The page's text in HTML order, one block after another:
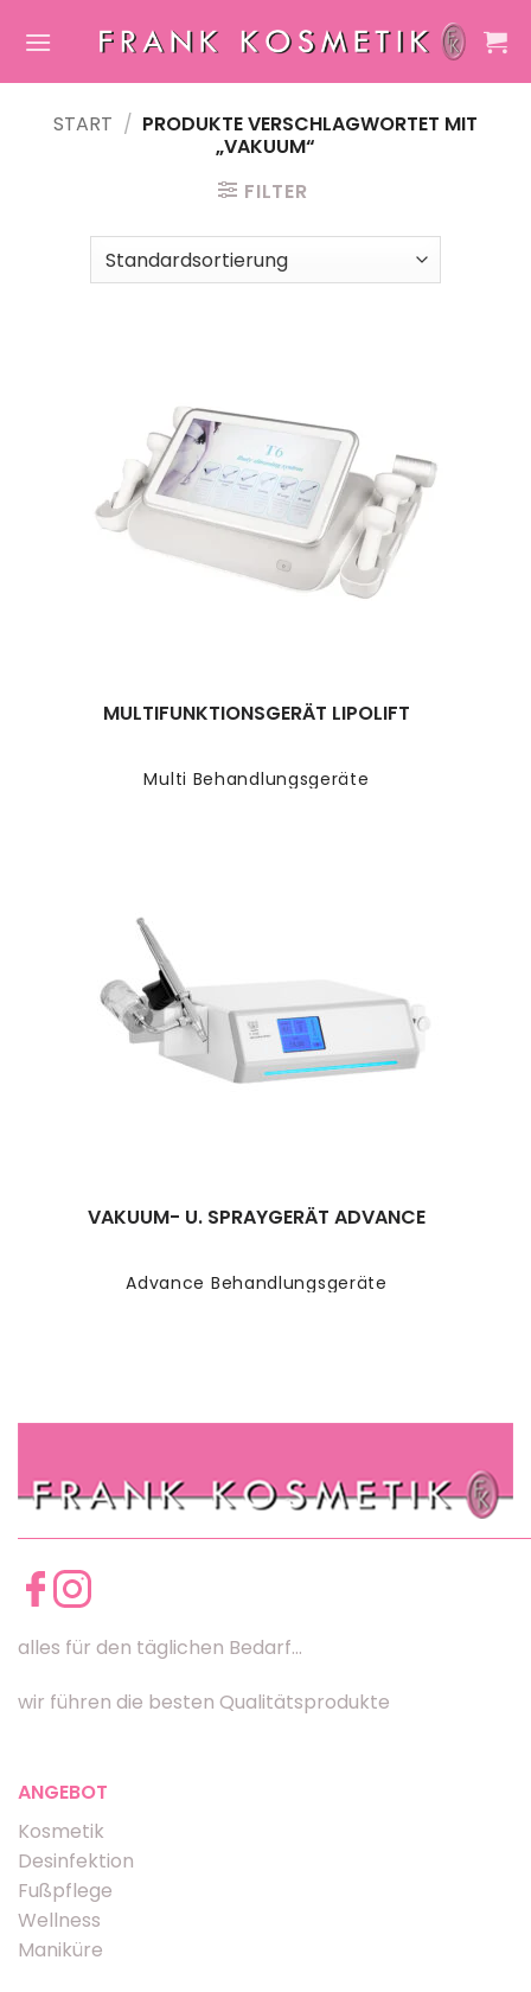
Inhalt
START / PRODUKTE VERSCHLAGWORTET MIT
„VAKUUM“
FILTER
Multi Behandlungsgeräte
MULTIFUNKTIONSGERÄT LIPOLIFT
Advance Behandlungsgeräte
VAKUUM- U. SPRAYGERÄT ADVANCE
alles für den täglichen Bedarf...
wir führen die besten Qualitätsprodukte
ANGEBOT
Kosmetik
Desinfektion
Fußpflege
Wellness
Maniküre